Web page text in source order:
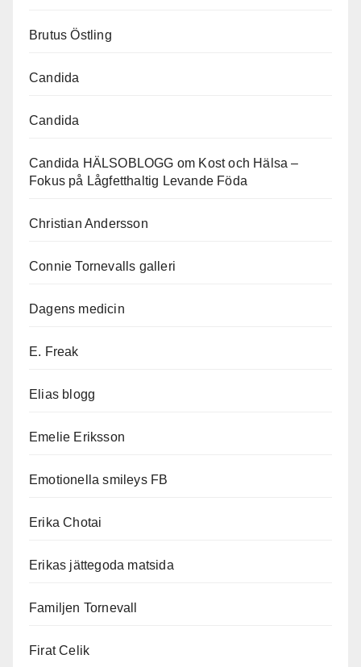
Brutus Östling
Candida
Candida
Candida HÄLSOBLOGG om Kost och Hälsa –
Fokus på Lågfetthaltig Levande Föda
Christian Andersson
Connie Tornevalls galleri
Dagens medicin
E. Freak
Elias blogg
Emelie Eriksson
Emotionella smileys FB
Erika Chotai
Erikas jättegoda matsida
Familjen Tornevall
Firat Celik